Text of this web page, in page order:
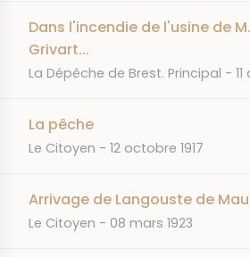
Dans l'incendie de l'usine de
Grivart...
JOURNAL
La Dépêche de Brest. Principal
La pêche
JOURNAL
Le Citoyen DATE
12 octobre 1917
Arrivage de Langouste de
JOURNAL
Le Citoyen DATE
08 mars 1923